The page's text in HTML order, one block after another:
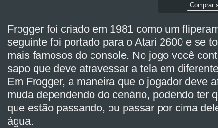
Comprar
Frogger foi criado em 1981 como um
seguinte foi portado para o Atari 2600 e se
mais famosos do console. No jogo você
sapo que deve atravessar a tela em
Em Frogger, a maneira que o jogador deve
muda dependendo do cenário, podendo ter
que estão passando, ou passar por cima
água.